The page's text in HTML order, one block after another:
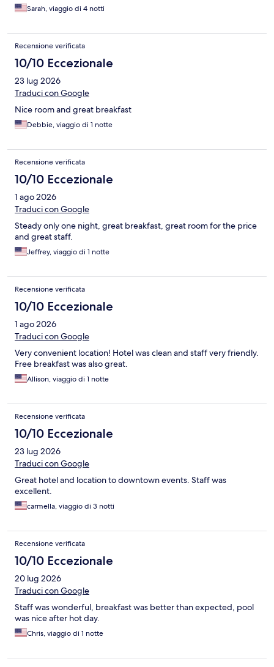
Sarah, viaggio di 4 notti
Recensione verificata
10/10 Eccezionale
23 lug 2026
Traduci con Google
Nice room and great breakfast
Debbie, viaggio di 1 notte
Recensione verificata
10/10 Eccezionale
1 ago 2026
Traduci con Google
Steady only one night, great breakfast, great room for the price
and great staff.
Jeffrey, viaggio di 1 notte
Recensione verificata
10/10 Eccezionale
1 ago 2026
Traduci con Google
Very convenient location! Hotel was clean and staff very friendly.
Free breakfast was also great.
Allison, viaggio di 1 notte
Recensione verificata
10/10 Eccezionale
23 lug 2026
Traduci con Google
Great hotel and location to downtown events. Staff was
excellent.
carmella, viaggio di 3 notti
Recensione verificata
10/10 Eccezionale
20 lug 2026
Traduci con Google
Staff was wonderful, breakfast was better than expected, pool
was nice after hot day.
Chris, viaggio di 1 notte